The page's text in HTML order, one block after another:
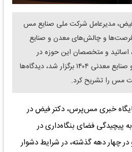
مدیرعامل شرکت ملی صنایع مس
فرصت‌ها و چالش‌های معدن و صنایع
اساتید و متخصصان این حوزه در
سومین رویداد جامع معدن و صنایع معدنی ۱۴۰۴ برگزار شد، دیدگاه‌ها
مس را تشریح کرد.
خبری مس‌پرس، دکتر فیض در
پیچیدگی فضای بنگاه‌داری در
چهار دهه گذشته، در شرایط دشوار